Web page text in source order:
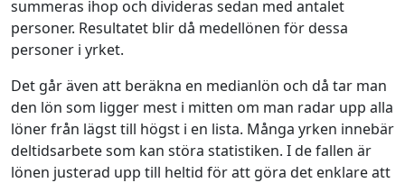
summeras ihop och divideras sedan med antalet
personer. Resultatet blir då medellönen för dessa
personer i yrket.
Det går även att beräkna en medianlön och då tar man
den lön som ligger mest i mitten om man radar upp alla
löner från lägst till högst i en lista. Många yrken innebär
deltidsarbete som kan störa statistiken. I de fallen är
lönen justerad upp till heltid för att göra det enklare att